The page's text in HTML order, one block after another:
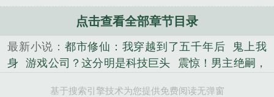
点击查看全部章节目录
最新小说： 都市修仙：我穿越到了五千年后
鬼上我
身
游戏公司？这分明是科技巨头
震惊！男主绝嗣，
基于搜索引擎技术为您提供免费阅读无弹窗